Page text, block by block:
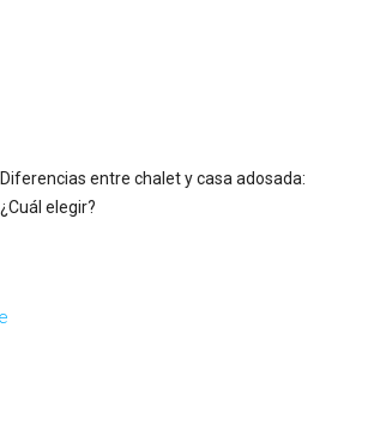
Diferencias entre chalet y casa adosada:
¿Cuál elegir?